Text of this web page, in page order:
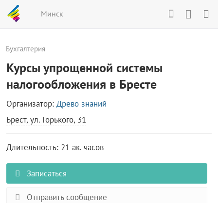
Минск
Бухгалтерия
Курсы упрощенной системы
налогообложения в Бресте
Организатор:Древо знаний
Брест, ул. Горького, 31
Длительность: 21 ак. часов
Записаться
Отправить сообщение